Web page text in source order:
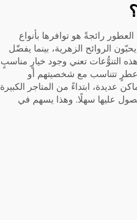
رائجةً هو توافرها بأنواع
الروائح الزهرية، بينما يفضّل
التنوُّعات تعني وجود خيارٍ مناسبٍ
عطرٍ تتناسب مع شخصيتهم أو
عديدة، ابتداءً من المتاجر الكبيرة
عليها سهلًا. وهذا يسهم في